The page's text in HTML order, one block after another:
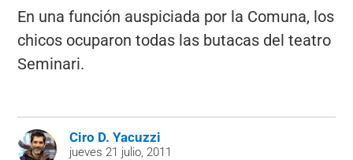
En una función auspiciada por la Comuna, los
chicos ocuparon todas las butacas del teatro
Seminari.
Ciro D. Yacuzzi
jueves 21 julio, 2011